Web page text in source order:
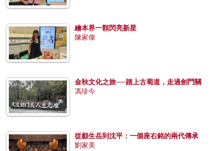
繪本界一顆閃亮新星
陳家偉
金秋文化之旅──踏上古蜀道，走過劍門關
馮珍今
從顧生岳到沈平：一個座右銘的兩代傳承
劉家美